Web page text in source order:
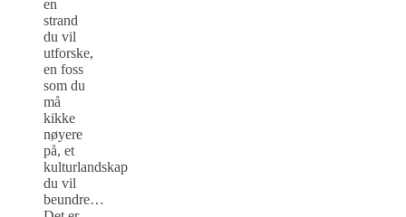
en
strand
du vil
utforske,
en foss
som du
må
kikke
nøyere
på, et
kulturlandskap
du vil
beundre…